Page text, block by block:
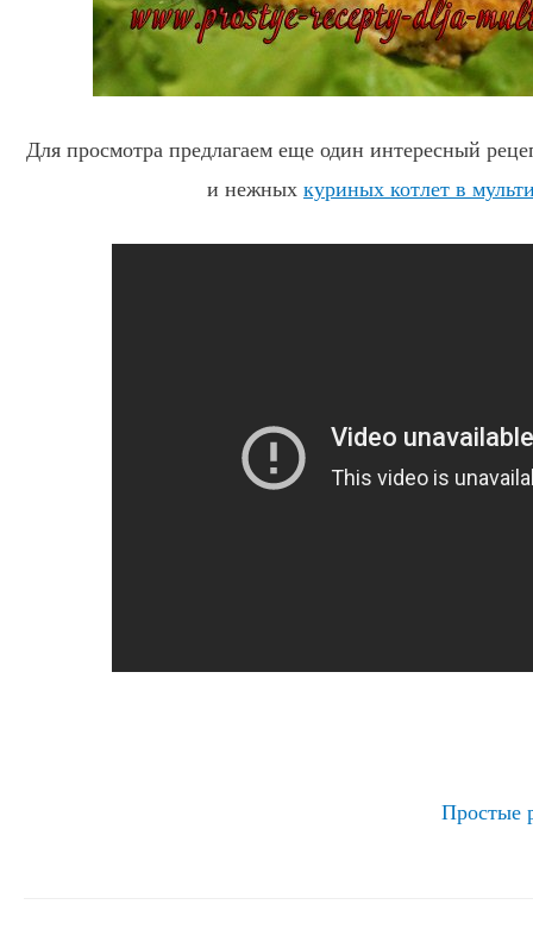
Для просмотра предлагаем еще один интересный
и нежных куриных котлет в
Простые